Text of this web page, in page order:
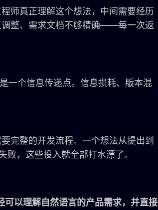
师真正理解这个想法，中间需要经历
调整、需求文档不够精确——每一次返
个信息传递点。信息损耗、版本混
完整的开发流程。一个想法从提出到
，这些投入就全部打水漂了。
可以理解自然语言的产品需求，并直接